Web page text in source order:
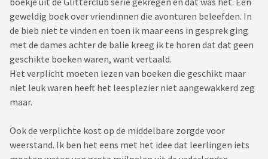
geweldig boek over vriendinnen die avonturen beleefden. In
de bieb niet te vinden en toen ik maar eens in gesprek ging
met de dames achter de balie kreeg ik te horen dat dat geen
geschikte boeken waren, want vertaald.
Het verplicht moeten lezen van boeken die geschikt maar
niet leuk waren heeft het leesplezier niet aangewakkerd zeg
maar.
Ook de verplichte kost op de middelbare zorgde voor
weerstand. Ik ben het eens met het idee dat leerlingen iets